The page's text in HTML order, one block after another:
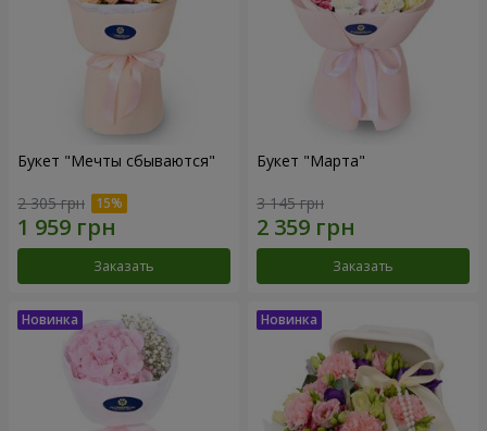
Букет "Мечты сбываются"
2 305 грн
Заказать
Букет "Марта"
3 145 грн
Заказать